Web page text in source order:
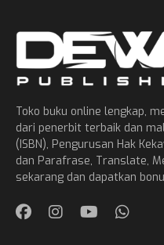
Toko buku online lengkap,
dari penerbit terbaik dan
(ISBN), Pengurusan Hak
dan Parafrase, Translate,
sekarang dan dapatkan